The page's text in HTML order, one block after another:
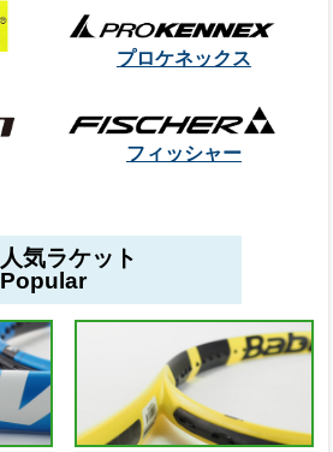
プロケネックス
フィッシャー
人気ラケット
Popular